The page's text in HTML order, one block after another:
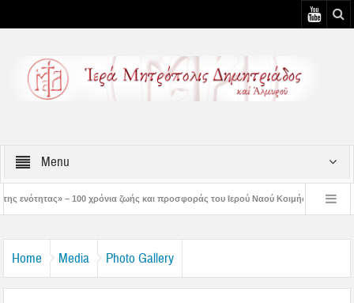
Menu
ζωής και προσφοράς του Ιερού Ναού Κοιμήσεως της Θεοτόκου Πτελεού
Home Media Photo Gallery